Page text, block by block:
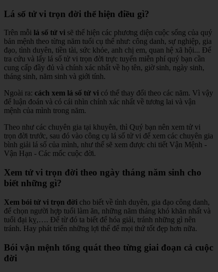
Lá số tử vi trọn đời thể hiện điều gì?
Trên mỗi lá số tử vi sẽ thể hiện các phương diện cuộc sống của quý
bản mệnh theo từng năm tuổi cụ thể như: công danh, sự nghiệp, gia
đạo, tình duyên, tiền tài, sức khỏe, anh chị em, quan hệ xã hội... Để
tra cứu và lấy lá số tử vi trọn đời trực tuyến miễn phí quý bạn cần
cung cấp đầy đủ và chính xác nhất về họ tên, giờ sinh, ngày sinh,
tháng sinh, năm sinh và giới tính.
Ngoài ra: cách xem lá số tử vi có thể thay đổi theo các năm. Vì vậy
để luận đoán và có cái nhìn chính xác nhất về tương lai và vận
mệnh của mình trong năm.
Theo như các chuyên gia tại khuyên, thì Quý bạn nên xem tử vi
trọn đời trước, sau đó vào công cụ lá số tử vi để xem các chuyên gia
bình giải lá số của mình, như thế sẽ xem được chi tiết Vận Mệnh -
Vận Hạn - Các mốc cuộc đời.
Xem tử vi trọn đời theo ngày tháng năm sinh cho
biết những gì?
Xem bói tử vi trọn đời cho biết về tình duyên, gia đạo công danh,
để chọn người hợp tuổi làm ăn, những năm tháng khó khăn nhất và
tuổi đại kỵ,…. Để từ đó ta biết để hóa giải, tránh những gì nên
tránh. Hay phát triển những lợi thế để mọi thứ tốt đẹp hơn nữa.
Bói vận mệnh tổng quát theo từng giai đoạn cả cuộc
đời